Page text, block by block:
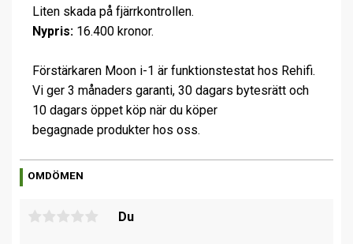
Liten skada på fjärrkontrollen.
Nypris: 16.400 kronor.
Förstärkaren Moon i-1 är funktionstestat hos Rehifi.
Vi ger 3 månaders garanti, 30 dagars bytesrätt och
10 dagars öppet köp när du köper
begagnade produkter hos oss.
OMDÖMEN
Du